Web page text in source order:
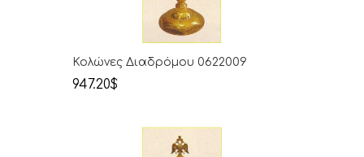
Κολώνες Διαδρόμου 0622009
947.20$